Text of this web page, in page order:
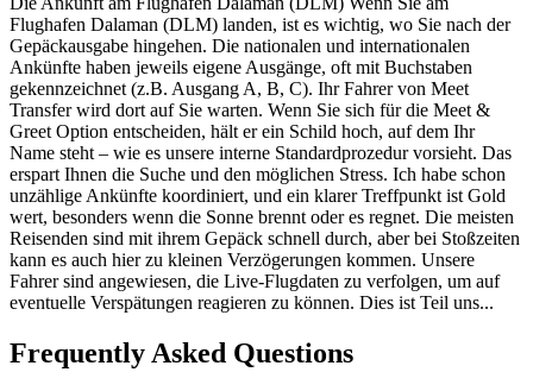
Flughafen Dalaman (DLM) landen, ist es wichtig, wo Sie nach der
Gepäckausgabe hingehen. Die nationalen und internationalen
Ankünfte haben jeweils eigene Ausgänge, oft mit Buchstaben
gekennzeichnet (z.B. Ausgang A, B, C). Ihr Fahrer von Meet
Transfer wird dort auf Sie warten. Wenn Sie sich für die Meet &
Greet Option entscheiden, hält er ein Schild hoch, auf dem Ihr
Name steht – wie es unsere interne Standardprozedur vorsieht. Das
erspart Ihnen die Suche und den möglichen Stress. Ich habe schon
unzählige Ankünfte koordiniert, und ein klarer Treffpunkt ist Gold
wert, besonders wenn die Sonne brennt oder es regnet. Die meisten
Reisenden sind mit ihrem Gepäck schnell durch, aber bei Stoßzeiten
kann es auch hier zu kleinen Verzögerungen kommen. Unsere
Fahrer sind angewiesen, die Live-Flugdaten zu verfolgen, um auf
eventuelle Verspätungen reagieren zu können. Dies ist Teil uns...
Frequently Asked Questions